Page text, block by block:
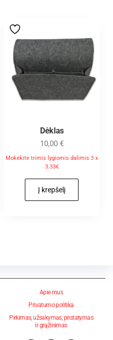
Dėklas
10,00 €
Mokėkite trimis lygiomis dalimis 3 x
3.33€
Į krepšelį
Apie mus
Privatumo politika
Pirkimas, užsakymas, pristatymas
ir grąžinimas